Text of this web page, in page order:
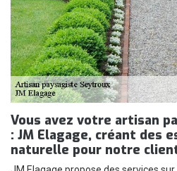
Vous avez votre artisan
: JM Elagage, créant des
naturelle pour notre